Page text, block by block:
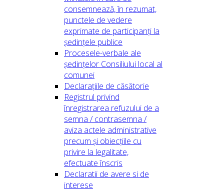
consemnează, în rezumat,
punctele de vedere
exprimate de participanți la
ședințele publice
Procesele-verbale ale
ședințelor Consiliului local al
comunei
Declarațiile de căsătorie
Registrul privind
înregistrarea refuzului de a
semna / contrasemna /
aviza actele administrative
precum și obiecțiile cu
privire la legalitate,
efectuate înscris
Declaratii de avere si de
interese